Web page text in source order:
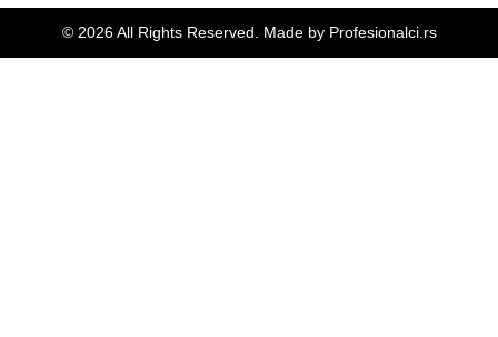
© 2026 All Rights Reserved. Made by Profesionalci.rs